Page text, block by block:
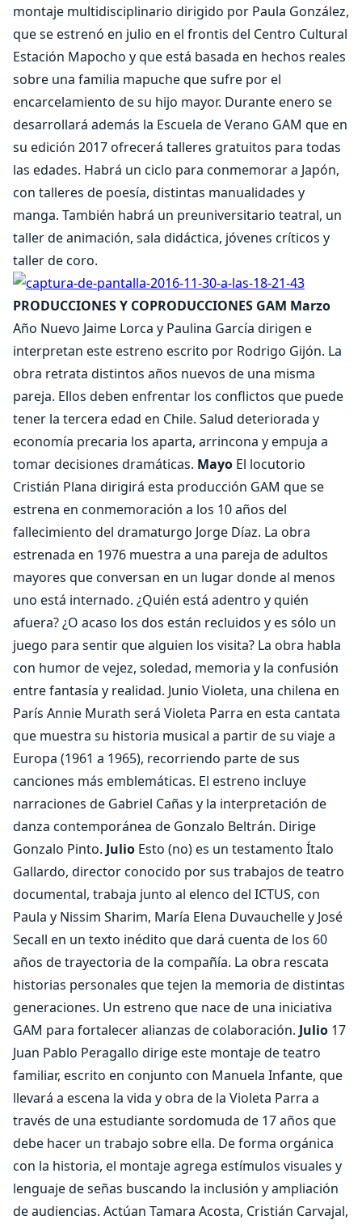
montaje multidisciplinario dirigido por Paula González,
que se estrenó en julio en el frontis del Centro Cultural
Estación Mapocho y que está basada en hechos reales
sobre una familia mapuche que sufre por el
encarcelamiento de su hijo mayor. Durante enero se
desarrollará además la Escuela de Verano GAM que en
su edición 2017 ofrecerá talleres gratuitos para todas
las edades. Habrá un ciclo para conmemorar a Japón,
con talleres de poesía, distintas manualidades y
manga. También habrá un preuniversitario teatral, un
taller de animación, sala didáctica, jóvenes críticos y
taller de coro.
PRODUCCIONES Y COPRODUCCIONES GAM Marzo
Año Nuevo Jaime Lorca y Paulina García dirigen e
interpretan este estreno escrito por Rodrigo Gijón. La
obra retrata distintos años nuevos de una misma
pareja. Ellos deben enfrentar los conflictos que puede
tener la tercera edad en Chile. Salud deteriorada y
economía precaria los aparta, arrincona y empuja a
tomar decisiones dramáticas. Mayo El locutorio
Cristián Plana dirigirá esta producción GAM que se
estrena en conmemoración a los 10 años del
fallecimiento del dramaturgo Jorge Díaz. La obra
estrenada en 1976 muestra a una pareja de adultos
mayores que conversan en un lugar donde al menos
uno está internado. ¿Quién está adentro y quién
afuera? ¿O acaso los dos están recluidos y es sólo un
juego para sentir que alguien los visita? La obra habla
con humor de vejez, soledad, memoria y la confusión
entre fantasía y realidad. Junio Violeta, una chilena en
París Annie Murath será Violeta Parra en esta cantata
que muestra su historia musical a partir de su viaje a
Europa (1961 a 1965), recorriendo parte de sus
canciones más emblemáticas. El estreno incluye
narraciones de Gabriel Cañas y la interpretación de
danza contemporánea de Gonzalo Beltrán. Dirige
Gonzalo Pinto. Julio Esto (no) es un testamento Ítalo
Gallardo, director conocido por sus trabajos de teatro
documental, trabaja junto al elenco del ICTUS, con
Paula y Nissim Sharim, María Elena Duvauchelle y José
Secall en un texto inédito que dará cuenta de los 60
años de trayectoria de la compañía. La obra rescata
historias personales que tejen la memoria de distintas
generaciones. Un estreno que nace de una iniciativa
GAM para fortalecer alianzas de colaboración. Julio 17
Juan Pablo Peragallo dirige este montaje de teatro
familiar, escrito en conjunto con Manuela Infante, que
llevará a escena la vida y obra de la Violeta Parra a
través de una estudiante sordomuda de 17 años que
debe hacer un trabajo sobre ella. De forma orgánica
con la historia, el montaje agrega estímulos visuales y
lenguaje de señas buscando la inclusión y ampliación
de audiencias. Actúan Tamara Acosta, Cristián Carvajal,